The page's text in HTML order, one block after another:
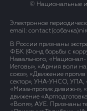
© Национальные
Электронное
email:
В России признаны
ФБК (Фонд борьбы с
Навального, «Национал-
Иеговы», «Армия воли
союз», «Движение
сектор», УНА-УНСО, УПА,
«Мизантропик дивижн»,
движение
«Воля», АУЕ. Признаны